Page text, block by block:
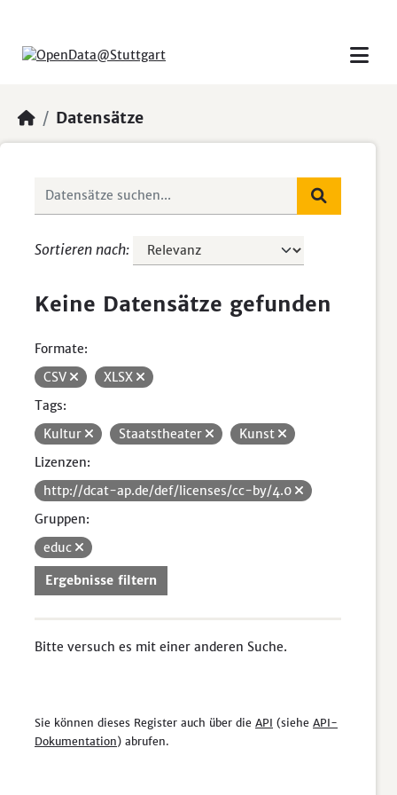
Datensätze
Sortieren nach
Keine Datensätze gefunden
Formate:
CSV
XLSX
Tags:
Kultur
Staatstheater
Kunst
Lizenzen:
http://dcat-ap.de/def/licenses/cc-by/4.0
Gruppen:
educ
Ergebnisse filtern
Bitte versuch es mit einer anderen Suche.
Sie können dieses Register auch über die API (siehe API-
Dokumentation) abrufen.